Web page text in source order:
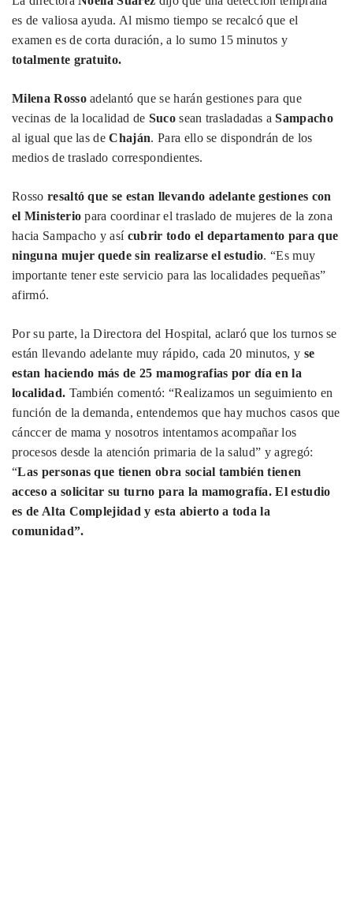
es de valiosa ayuda. Al mismo tiempo se recalcó que el
examen es de corta duración, a lo sumo 15 minutos y
totalmente gratuito.
Milena Rossoadelantó que se harán gestiones para que
vecinas de la localidad de Sucosean trasladadas aSampacho
al igual que las deChaján. Para ello se dispondrán de los
medios de traslado correspondientes.
Rosso resaltó que se estan llevando adelante gestiones con
el Ministeriopara coordinar el traslado de mujeres de la zona
hacia Sampacho y asícubrir todo el departamento para que
ninguna mujer quede sin realizarse el estudio. “Es muy
importante tener este servicio para las localidades pequeñas”
afirmó.
Por su parte, la Directora del Hospital, aclaró que los turnos se
están llevando adelante muy rápido, cada 20 minutos, y se
estan haciendo más de 25 mamografias por día en la
localidad. También comentó: “Realizamos un seguimiento en
función de la demanda, entendemos que hay muchos casos que
cánccer de mama y nosotros intentamos acompañar los
procesos desde la atención primaria de la salud” y agregó:
“Las personas que tienen obra social también tienen
acceso a solicitar su turno para la mamografía. El estudio
es de Alta Complejidad y esta abierto a toda la
comunidad”.